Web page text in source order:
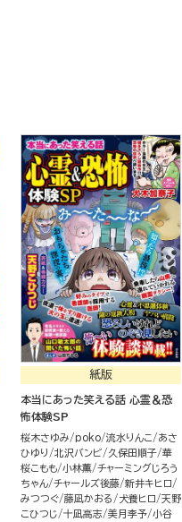
紙版
本当にあった笑える話 心霊＆恐
怖体験SP
桜木さゆみ poko 流水りんこ
あさ
ひゆり
北沢バンビ 久保田順子 華
桜こもも 小林薫 チャーミングじろう
ちゃん チャールズ後藤 新井キヒロ
みつつぐ 藤凪かおる 犬養ヒロ
天野
こひつじ
十凪高志 美月李予 小谷